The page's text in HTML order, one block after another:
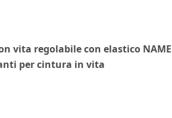
vita regolabile con elastico
per cintura in vita